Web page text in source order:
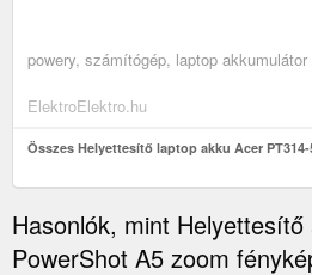
powery, számítógép, laptop akkumulátor
ElektroElektro.hu
Összes Helyettesítő laptop akku Acer PT314-
Hasonlók, mint Helyettesítő
PowerShot A5 zoom